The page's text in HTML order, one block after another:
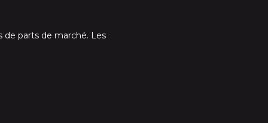
de parts de marché. Les